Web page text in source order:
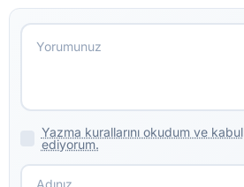
Yazma kurallarını okudum ve kabul
ediyorum.